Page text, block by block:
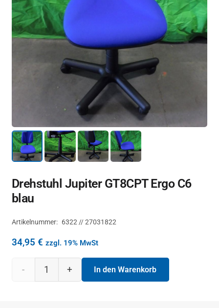
Drehstuhl Jupiter GT8CPT Ergo C6
blau
Artikelnummer: 6322 // 27031822
34,95 € zzgl. 19% MwSt
Drehstuhl In den Warenkorb